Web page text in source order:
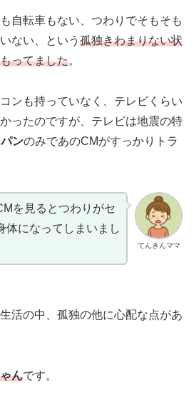
自転車もない、つわりでそもそも
ない、という 孤独きわまりない状
ってました。
ンも持っていなく、テレビくらい
ったのですが、テレビは地震の特
ンのみであのCMがすっかりトラ
てんきんママ
を見るとつわりがセ
体になってしまいまし
活の中、孤独の他に心配な点があ
んです。